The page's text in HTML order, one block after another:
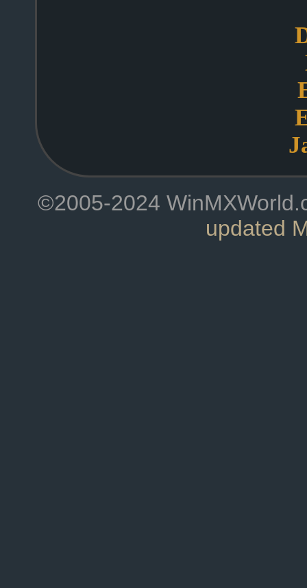
©2005-2024
updated